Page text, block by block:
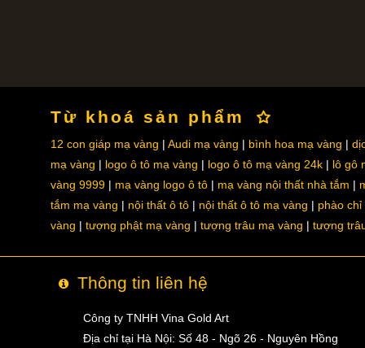
Từ khoá sản phẩm
12 con giáp mạ vàng Audi mạ vàng bình hoa mạ vàng
mạ vàng
logo ô tô mạ vàng logo ô tô mạ vàng 24k
lô gô
vàng 9999
mạ vàng logo ô tô mạ vàng nội thất nhà tắm
tắm mạ vàng
nội thất ô tô nội thất ô tô mạ vàng
phào chỉ
vàng
tượng phật mạ vàng tượng trâu mạ vàng tượng
Thông tin liên hệ
Công ty TNHH Vina Gold Art
Địa chỉ tại Hà Nội: Số 48 - Ngõ 26 - Nguyên Hồng